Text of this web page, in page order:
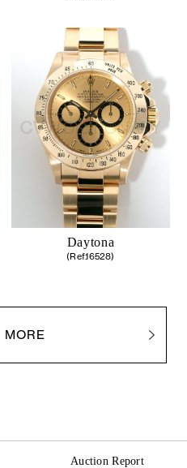
Daytona
(Ref.16528)
MORE
Auction Report